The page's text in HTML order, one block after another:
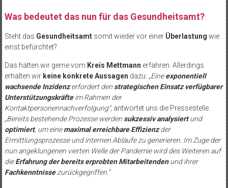
Was bedeutet das nun für das Gesundheitsamt?
Steht das Gesundheitsamtsomit wieder vor einer Überlastung wie
einst befürchtet?
Das hätten wir gerne vom Kreis Mettmann erfahren. Allerdings
erhalten wir keine konkrete Aussagen dazu: „Eineexponentiell
wachsende Inzidenzerfordert den strategischen Einsatz verfügbarer
Unterstützungskräfteim Rahmen der
Kontaktpersonennachverfolgung“,antwortet uns die Pressestelle.
„Bereits bestehende Prozesse werden sukzessiv analysiertund
optimiert, um einemaximal erreichbare Effizienzder
Ermittlungsprozesse und internen Abläufe zu generieren. Im Zuge der
nun angeklungenen vierten Welle der Pandemie wird des Weiteren auf
dieErfahrung der bereits erprobten Mitarbeitendenund ihrer
Fachkenntnissezurückgegriffen.“